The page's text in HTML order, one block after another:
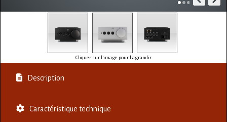
Cliquer sur l'image pour l'agrandir
Description
Caractéristique technique